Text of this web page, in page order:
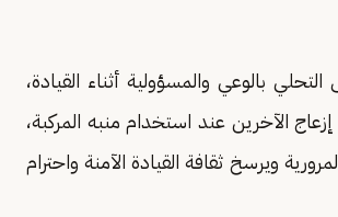
التحلي بالوعي والمسؤولية أثناء القيادة،
الآخرين عند استخدام منبه المركبة،
ويرسخ ثقافة القيادة الآمنة واحترام